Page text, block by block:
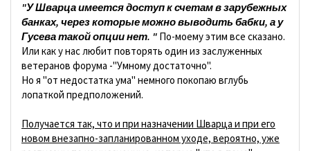
"У Шварца имеется доступ к счетам в зарубежных
банках, через которые можно выводить бабки, а у
Гусева такой опции нет. " По-моему этим все сказано.
Или как у нас любит повторять один из заслуженных
ветеранов форума -"Умному достаточно".
Но я "от недостатка ума" немного покопаю вглубь
лопаткой предположений.
Получается так, что и при назначении Шварца и при его
новом внезапно-запланированном уходе, вероятно, уже